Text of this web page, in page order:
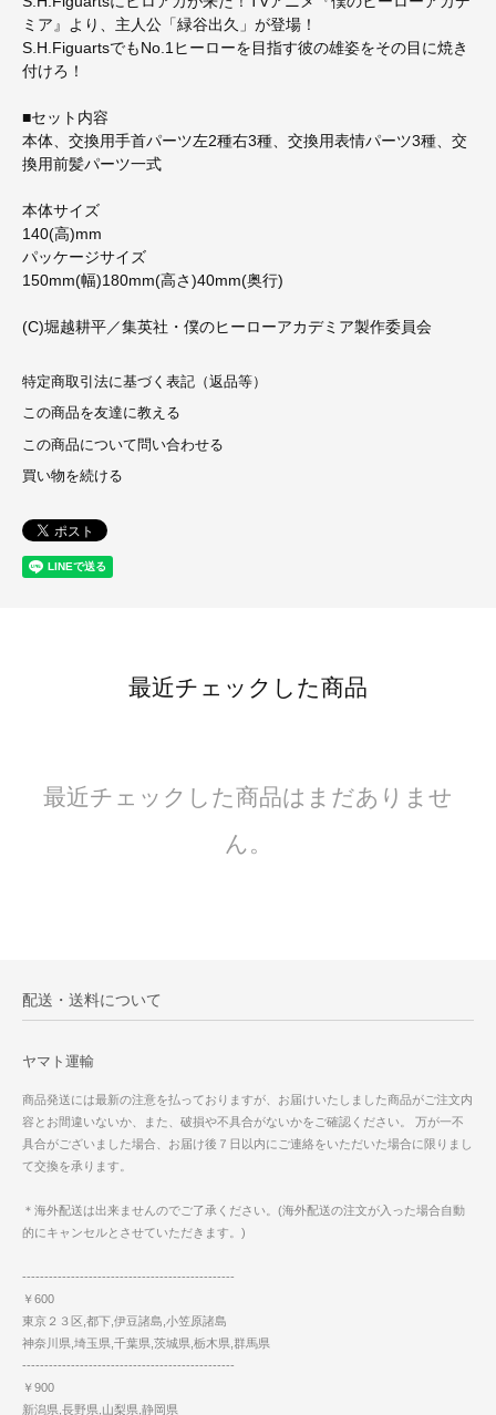
ミア』より、主人公「緑谷出久」が登場！
S.H.FiguartsでもNo.1ヒーローを目指す彼の雄姿をその目に焼き
付けろ！
■セット内容
本体、交換用手首パーツ左2種右3種、交換用表情パーツ3種、交
換用前髪パーツ一式
本体サイズ
140(高)mm
パッケージサイズ
150mm(幅)180mm(高さ)40mm(奥行)
(C)堀越耕平／集英社・僕のヒーローアカデミア製作委員会
特定商取引法に基づく表記（返品等）
この商品を友達に教える
この商品について問い合わせる
買い物を続ける
最近チェックした商品
最近チェックした商品はまだありませ
ん。
配送・送料について
ヤマト運輸
商品発送には最新の注意を払っておりますが、お届けいたしました商品がご注文内
容とお間違いないか、また、破損や不具合がないかをご確認ください。 万が一不
具合がございました場合、お届け後７日以内にご連絡をいただいた場合に限りまし
て交換を承ります。
＊海外配送は出来ませんのでご了承ください。(海外配送の注文が入った場合自動
的にキャンセルとさせていただきます。)
------------------------------------------------
￥600
東京２３区,都下,伊豆諸島,小笠原諸島
神奈川県,埼玉県,千葉県,茨城県,栃木県,群馬県
------------------------------------------------
￥900
新潟県,長野県,山梨県,静岡県